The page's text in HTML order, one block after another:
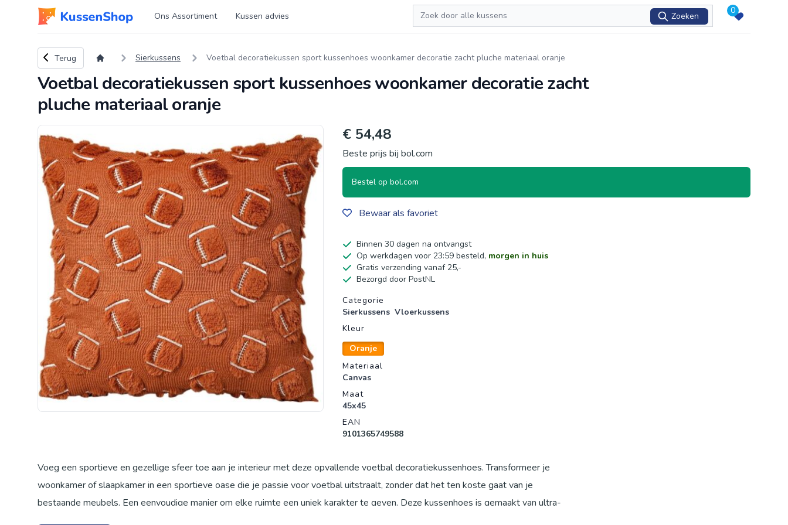
Logo www.kussenshop.nl Ons Assortiment Kussen advies
Zoeken
Zoeken
0
Terug naar overzicht
Terug Sierkussens Voetbal decoratiekussen sport kussenhoes woonkamer decoratie zacht pluche materiaal oranje
Voetbal decoratiekussen sport kussenhoes woonkamer decoratie zacht
pluche materiaal oranje
€ 54,48
Beste prijs bij bol.com
Bestel op bol.com
Bewaar als favoriet
Binnen 30 dagen na ontvangst
Op werkdagen voor 23:59 besteld, morgen in huis
Gratis verzending vanaf 25,-
Bezorgd door PostNL
Productgegevens
Categorie
Sierkussens Vloerkussens
Kleur
Oranje
Materiaal
Canvas
Maat
45x45
EAN
9101365749588
Voeg een sportieve en gezellige sfeer toe aan je interieur met deze opvallende voetbal decoratiekussenhoes. Transformeer je
woonkamer of slaapkamer in een sportieve oase die je passie voor voetbal uitstraalt, zonder dat het ten koste gaat van je
bestaande meubels. Een eenvoudige manier om elke ruimte een uniek karakter te geven. Deze kussenhoes is gemaakt van ultra-